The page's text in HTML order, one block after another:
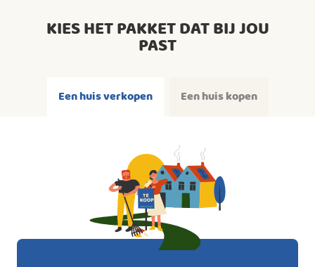
KIES HET PAKKET DAT BIJ JOU
PAST
Een huis verkopen Een huis kopen